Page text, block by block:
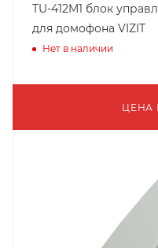
TU-412M1 блок
для домофона VIZIT
Нет в наличии
ЦЕНА